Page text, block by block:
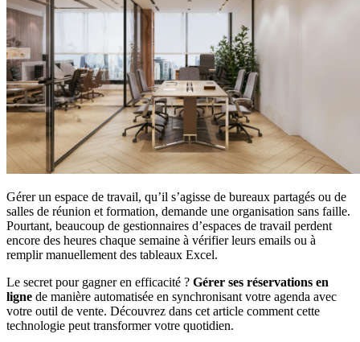
Gérer un espace de travail, qu’il s’agisse de bureaux partagés ou de
salles de réunion et formation, demande une organisation sans faille.
Pourtant, beaucoup de gestionnaires d’espaces de travail perdent
encore des heures chaque semaine à vérifier leurs emails ou à
remplir manuellement des tableaux Excel.
Le secret pour gagner en efficacité ? Gérer ses réservations en
ligne de manière automatisée en synchronisant votre agenda avec
votre outil de vente. Découvrez dans cet article comment cette
technologie peut transformer votre quotidien.